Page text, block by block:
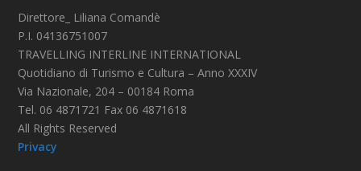
Direttore_ Liliana Comandè
P.I. 04136751007
TRAVELLING INTERLINE INTERNATIONAL
Quotidiano di Turismo e Cultura – Anno XXXIV
Via Nazionale, 204 – 00184 Roma
Tel. 06 4871721 Fax 06 4871618
All Rights Reserved
Privacy